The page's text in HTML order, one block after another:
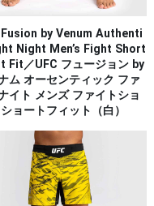
Fusion by Venum Authenti
Night Men’s Fight Short
Fit／UFC フュージョン by
ム オーセンティック ファ
イト メンズ ファイトショ
ョートフィット（白）